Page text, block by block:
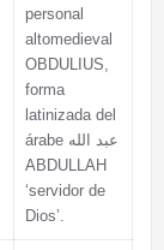
personal
altomedieval
OBDULIUS,
forma
latinizada del
árabe عبد الله
ABDULLAH
‘servidor de
Dios’.